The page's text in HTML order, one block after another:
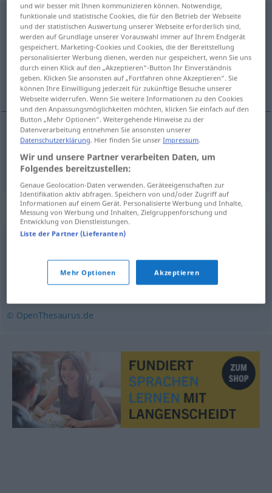
schultern < -re>
Übersicht aller Übersetzungen
(Für mehr Details die Übersetzung anklicken/antippen)
pôr ao ombro
pôraoombro schultern
Synonyme für "schultern"
fertigbekommen,schaffen schaukeln (ugs.)
bewerkstelligen (ugs.)
© OpenThesaurus.de
und wir besser mit Ihnen kommunizieren können. Notwendige,
funktionale und statistische Cookies, die für den Betrieb der Webseite
und der statistischen Auswertung unserer Webseite erforderlich sind,
werden auf Grundlage unserer Vorauswahl immer auf Ihrem Endgerät
gespeichert. Marketing-Cookies und Cookies, die der Bereitstellung
personalisierter Werbung dienen, werden nur gespeichert, wenn Sie uns
durch einen Klick auf den „Akzeptieren“-Button Ihr Einverständnis
geben. Klicken Sie ansonsten auf „Fortfahren ohne Akzeptieren“. Sie
können Ihre Einwilligung jederzeit für zukünftige Besuche unserer
Webseite widerrufen. Wenn Sie weitere Informationen zu den Cookies
und den Anpassungsmöglichkeiten möchten, klicken Sie einfach auf den
Button „Mehr Optionen“. Weitergehende Hinweise zu der
Datenverarbeitung entnehmen Sie ansonsten unserer
Datenschutzerklärung. Hier finden Sie unserImpressum.
Wir und unsere Partner verarbeiten Daten, um
Folgendes bereitzustellen:
Genaue Geolocation-Daten verwenden. Geräteeigenschaften zur
Identifikation aktiv abfragen. Speichern von und/oder Zugriff auf
Informationen auf einem Gerät. Personalisierte Werbung und Inhalte,
Messung von Werbung und Inhalten, Zielgruppenforschung und
Entwicklung von Dienstleistungen.
Liste der Partner (Lieferanten)
Mehr Optionen Akzeptieren